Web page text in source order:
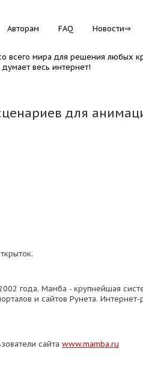
Авторам FAQ Новости
всего мира для решения любых
весь интернет!
для
года. Мамба - крупнейшая
и сайтов Рунета. Интернет-
сайта www.mamba.ru